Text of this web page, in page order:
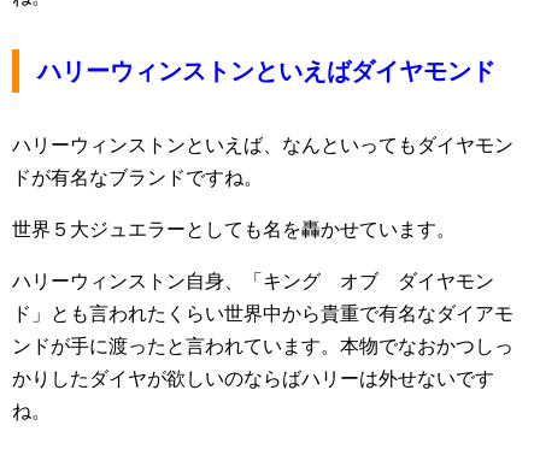
ハリーウィンストンといえばダイヤモンド
ハリーウィンストンといえば、なんといってもダイヤモン
ドが有名なブランドですね。
世界５大ジュエラーとしても名を轟かせています。
ハリーウィンストン自身、「キング オブ ダイヤモン
ド」とも言われたくらい世界中から貴重で有名なダイアモ
ンドが手に渡ったと言われています。本物でなおかつしっ
かりしたダイヤが欲しいのならばハリーは外せないです
ね。